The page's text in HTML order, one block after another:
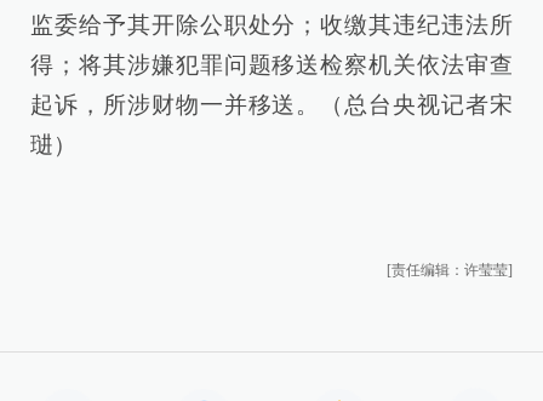
监委给予其开除公职处分；收缴其违纪违法所
得；将其涉嫌犯罪问题移送检察机关依法审查
起诉，所涉财物一并移送。（总台央视记者宋
琎）
[责任编辑：许莹莹]